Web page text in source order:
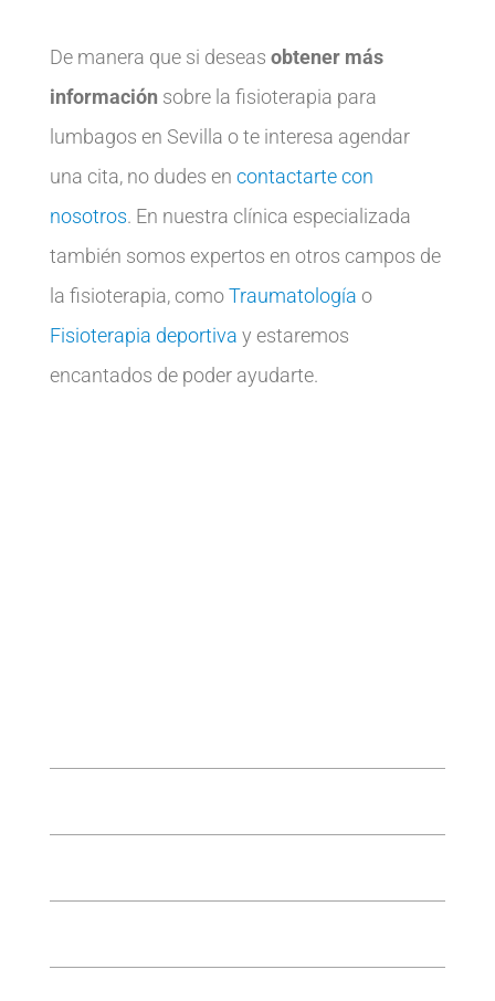
De manera que si deseas obtener más
información sobre la fisioterapia para
lumbagos en Sevilla o te interesa agendar
una cita, no dudes en contactarte con
nosotros. En nuestra clínica especializada
también somos expertos en otros campos de
la fisioterapia, comoTraumatología o
Fisioterapia deportiva y estaremos
encantados de poder ayudarte.